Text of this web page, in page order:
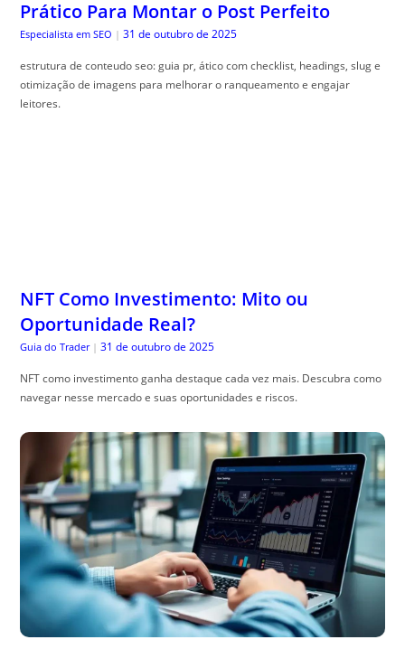
Prático Para Montar o Post Perfeito
Especialista em SEO | 31 de outubro de 2025
estrutura de conteudo seo: guia pr, ático com checklist, headings, slug e
otimização de imagens para melhorar o ranqueamento e engajar
leitores.
NFT Como Investimento: Mito ou
Oportunidade Real?
Guia do Trader | 31 de outubro de 2025
NFT como investimento ganha destaque cada vez mais. Descubra como
navegar nesse mercado e suas oportunidades e riscos.